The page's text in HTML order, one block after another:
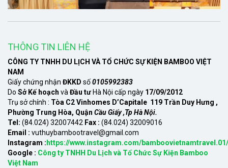
THÔNG TIN LIÊN HỆ
CÔNG TY TNHH DU LỊCH VÀ TỔ CHỨC SỰ KIỆN BAMBOO VIỆT
NAM
Giấy chứng nhận ĐKKD số0105992383
Do Sở Kế hoạch và Đầu tư Hà Nội cấp ngày 17/09/2012
Trụ sở chính : Tòa C2 Vinhomes D’Capitale 119 Trần Duy Hưng ,
Phường Trung Hòa, Quận Cầu Giấy ,Tp Hà Nội.
Tel: (84.024) 32007442 Fax : (84.024) 32009016
Email : vuthuybambootravel@gmail.com
Instagram : https://www.instagram.com/bamboovietnamtravel.01/
Google : Công ty TNHH Du Lịch và Tổ Chức Sự Kiện Bamboo
Việt Nam